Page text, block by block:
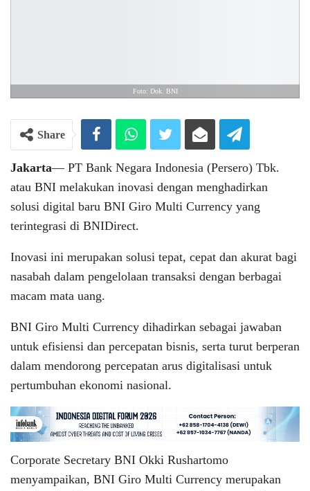
Foto: Dok. BNI
Share
Jakarta— PT Bank Negara Indonesia (Persero) Tbk.
atau BNI melakukan inovasi dengan menghadirkan
solusi digital baru BNI Giro Multi Currency yang
terintegrasi di BNIDirect.
Inovasi ini merupakan solusi tepat, cepat dan akurat bagi
nasabah dalam pengelolaan transaksi dengan berbagai
macam mata uang.
BNI Giro Multi Currency dihadirkan sebagai jawaban
untuk efisiensi dan percepatan bisnis, serta turut berperan
dalam mendorong percepatan arus digitalisasi untuk
pertumbuhan ekonomi nasional.
Corporate Secretary BNI Okki Rushartomo
menyampaikan, BNI Giro Multi Currency merupakan